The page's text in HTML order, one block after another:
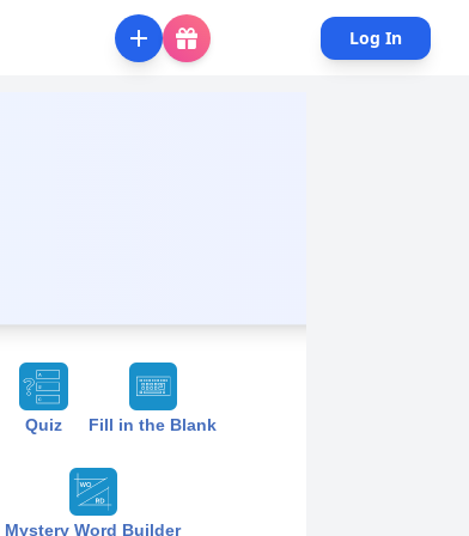
Log In
Quiz Fill in the Blank
Mystery Word Builder